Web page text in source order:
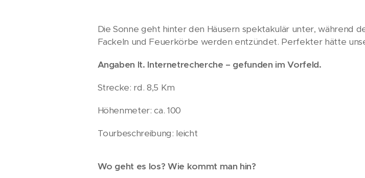
Die Sonne geht hinter den Häusern spektakulär unter, während
Fackeln und Feuerkörbe werden entzündet. Perfekter hätte
Angaben lt. Internetrecherche – gefunden im Vorfeld.
Strecke: rd. 8,5 Km
Höhenmeter: ca. 100
Tourbeschreibung: leicht
Wo geht es los? Wie kommt man hin?